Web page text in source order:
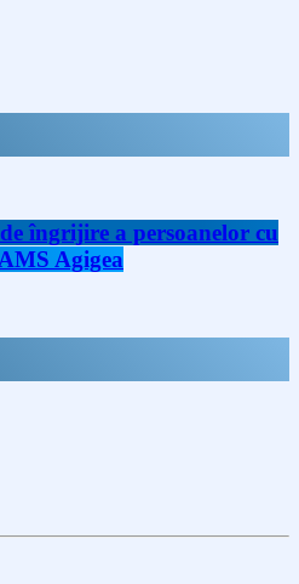
îngrijire a persoanelor cu
Agigea